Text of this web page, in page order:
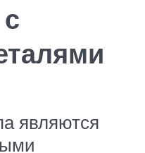
являются